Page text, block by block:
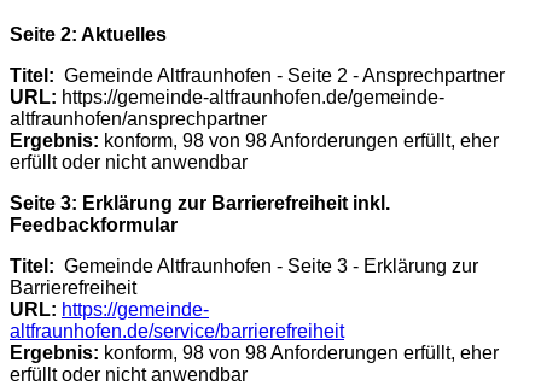
Seite 2: Aktuelles
Titel: Gemeinde Altfraunhofen - Seite 2 - Ansprechpartner
URL: https://gemeinde-altfraunhofen.de/gemeinde-
altfraunhofen/ansprechpartner
Ergebnis: konform, 98 von 98 Anforderungen erfüllt, eher
erfüllt oder nicht anwendbar
Seite 3: Erklärung zur Barrierefreiheit inkl.
Feedbackformular
Titel: Gemeinde Altfraunhofen - Seite 3 - Erklärung zur
Barrierefreiheit
URL: https://gemeinde-
altfraunhofen.de/service/barrierefreiheit
Ergebnis: konform, 98 von 98 Anforderungen erfüllt, eher
erfüllt oder nicht anwendbar